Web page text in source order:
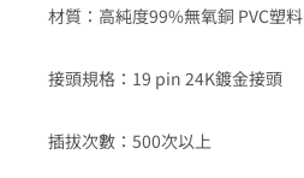
材質：高純度99%無氧銅 PVC塑料
接頭規格：19 pin 24K鍍金接頭
插拔次數：500次以上